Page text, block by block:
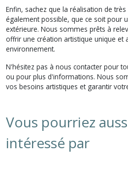
Enfin, sachez que la réalisation de
également possible, que ce soit pour
extérieure. Nous sommes prêts à
offrir une création artistique unique et
environnement.
N'hésitez pas à nous contacter pour
ou pour plus d'informations. Nous
vos besoins artistiques et garantir
Vous pourriez
intéressé par